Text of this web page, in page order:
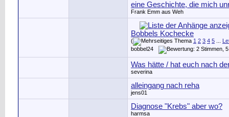
eine Geschichte, die mich
Frank Emm aus Weh
Bobbels Kochecke
( 1 2 3 4 5
bobbel24
Was hätte / hat euch nach
severina
alleingang nach reha
jens01
Diagnose "Krebs" aber wo?
harmsa